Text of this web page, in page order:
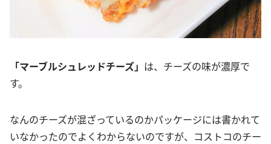
「マーブルシュレッドチーズ」 は、チーズの味が濃厚で
す。
なんのチーズが混ざっているのかパッケージには書かれて
いなかったのでよくわからないのですが、コストコのチー